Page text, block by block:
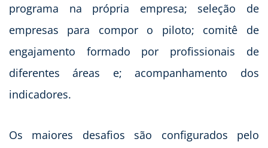
programa na própria empresa; seleção de
empresas para compor o piloto; comitê de
engajamento formado por profissionais de
diferentes áreas e; acompanhamento dos
indicadores.
Os maiores desafios são configurados pelo